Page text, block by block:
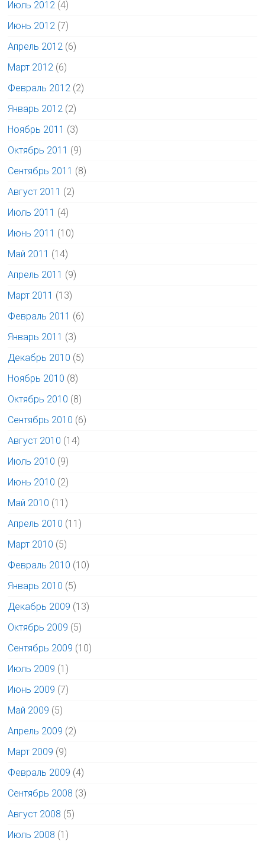
Июль 2012 (4)
Июнь 2012 (7)
Апрель 2012 (6)
Март 2012 (6)
Февраль 2012 (2)
Январь 2012 (2)
Ноябрь 2011 (3)
Октябрь 2011 (9)
Сентябрь 2011 (8)
Август 2011 (2)
Июль 2011 (4)
Июнь 2011 (10)
Май 2011 (14)
Апрель 2011 (9)
Март 2011 (13)
Февраль 2011 (6)
Январь 2011 (3)
Декабрь 2010 (5)
Ноябрь 2010 (8)
Октябрь 2010 (8)
Сентябрь 2010 (6)
Август 2010 (14)
Июль 2010 (9)
Июнь 2010 (2)
Май 2010 (11)
Апрель 2010 (11)
Март 2010 (5)
Февраль 2010 (10)
Январь 2010 (5)
Декабрь 2009 (13)
Октябрь 2009 (5)
Сентябрь 2009 (10)
Июль 2009 (1)
Июнь 2009 (7)
Май 2009 (5)
Апрель 2009 (2)
Март 2009 (9)
Февраль 2009 (4)
Сентябрь 2008 (3)
Август 2008 (5)
Июль 2008 (1)